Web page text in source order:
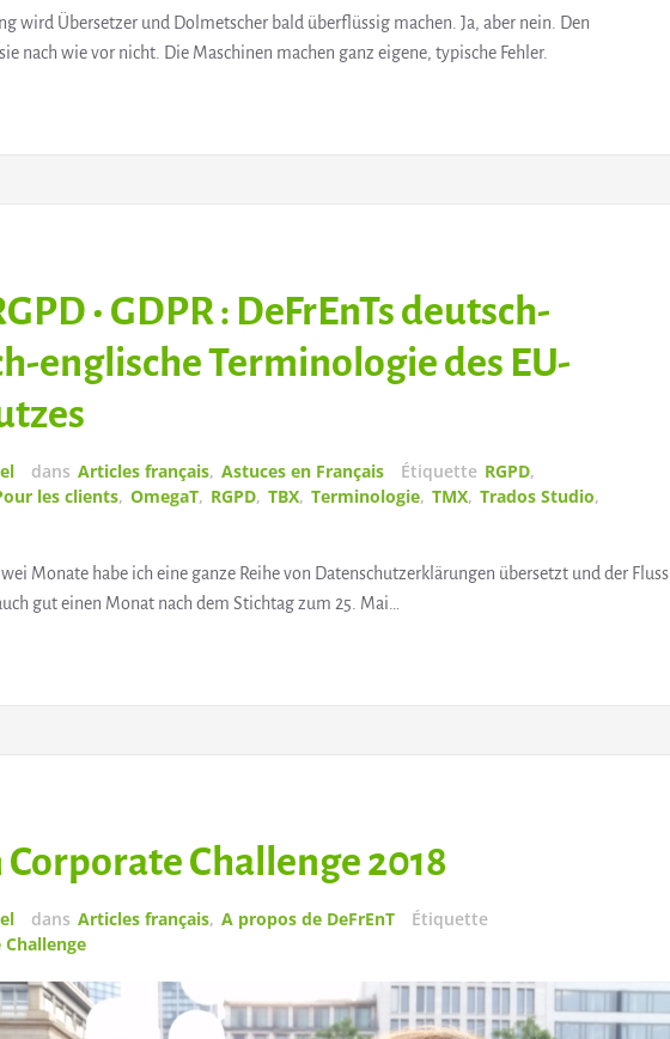
wird Übersetzer und Dolmetscher bald überflüssig machen. Ja, aber nein. Den
nach wie vor nicht. Die Maschinen machen ganz eigene, typische Fehler.
• GDPR : DeFrEnTs deutsch-
englische Terminologie des EU-
dans Articles français, Astuces en Français Étiquette RGPD,
les clients, OmegaT, RGPD, TBX, Terminologie, TMX, Trados Studio,
Monate habe ich eine ganze Reihe von Datenschutzerklärungen übersetzt und der Fluss
gut einen Monat nach dem Stichtag zum 25. Mai…
Challenge 2018
dans Articles français, A propos de DeFrEnT
Étiquette